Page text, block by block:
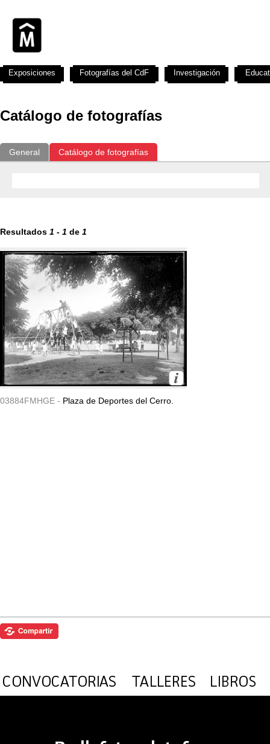
Catálogo de fotografías
General Catálogo de fotografías
Resultados 1 - 1 de 1
03884FMHGE - Plaza de Deportes del Cerro.
Exposiciones Fotografías del CdF Investigación